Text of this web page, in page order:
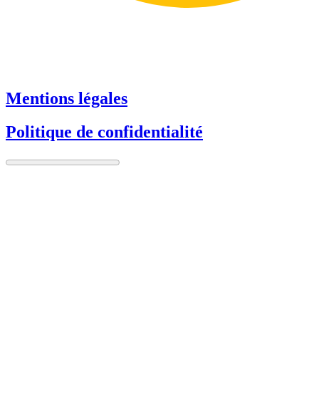
Mentions légales
Politique de confidentialité